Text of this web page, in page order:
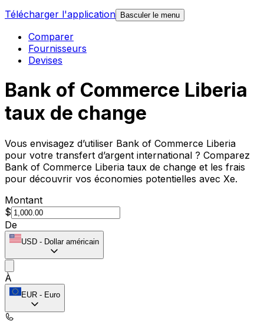
Télécharger l'application
Basculer le menu
Comparer
Fournisseurs
Devises
Bank of Commerce Liberia
taux de change
Vous envisagez d’utiliser Bank of Commerce Liberia
pour votre transfert d’argent international ? Comparez
Bank of Commerce Liberia taux de change et les frais
pour découvrir vos économies potentielles avec Xe.
Montant
$
De
USD - Dollar américain
À
EUR - Euro